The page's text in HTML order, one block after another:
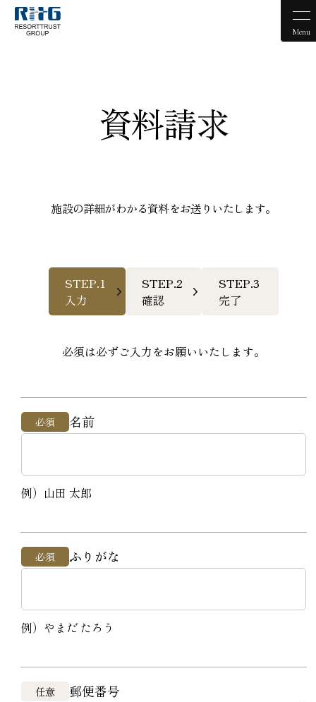
Menu
資料請求
施設の詳細がわかる資料をお送りいたします。
STEP.1
入力
STEP.2
確認
STEP.3
完了
必須は必ずご入力をお願いいたします。
必須 名前
例）山田 太郎
必須 ふりがな
例）やまだ たろう
任意 郵便番号